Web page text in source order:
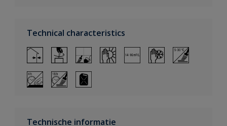
Technical characteristics
Technische informatie